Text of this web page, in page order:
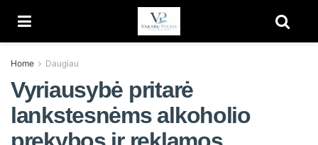
Home Daugiau
Vyriausybė pritarė
lankstesnėms alkoholio